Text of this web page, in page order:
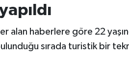
alan haberlere göre 22
sırada turistik bir